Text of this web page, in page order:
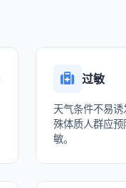
过敏
天气条件不易
殊体质人群应
敏。